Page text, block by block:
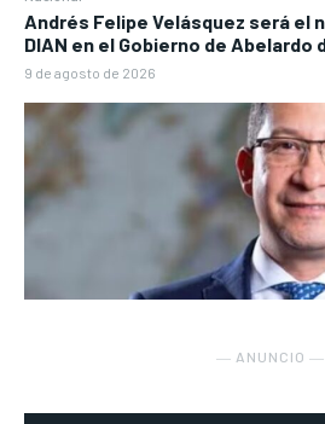
Andrés Felipe Velásquez será el
DIAN en el Gobierno de Abelardo
9 de agosto de 2026
― ANUNCIO ―